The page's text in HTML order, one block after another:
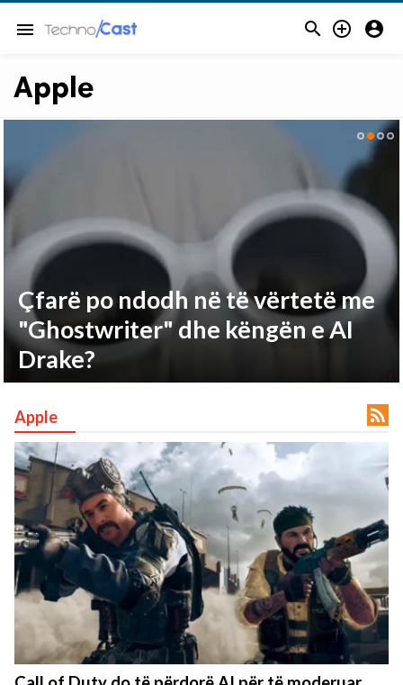
menu   
Apple
Digitalb bashkohet me Tring?
Kush do të ketë më shumë
aksione
Çfarë po ndodh në të vërtetë me
"Ghostwriter" dhe këngën e AI
Drake?
Apple 